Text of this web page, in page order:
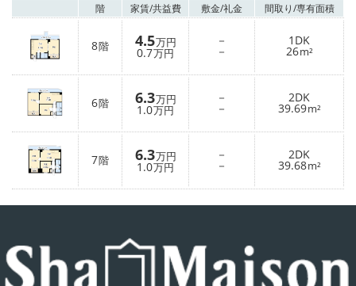
階 家賃/共益費 敷金/礼金 間取り/専有面積
8階 4.5万円
0.7万円
－
－
1DK
26m²
6階 6.3万円
1.0万円
－
－
2DK
39.69m²
7階 6.3万円
1.0万円
－
－
2DK
39.68m²